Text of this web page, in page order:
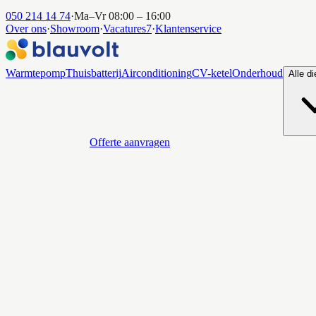
050 214 14 74·Ma–Vr 08:00 – 16:00
Over ons·Showroom·Vacatures7·Klantenservice
WarmtepompThuisbatterijAirconditioningCV-ketelOnderhoud Alle
Offerte aanvragen